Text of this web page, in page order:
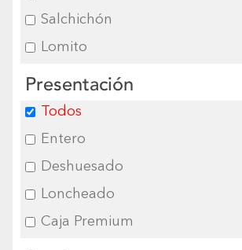
Salchichón
Lomito
Presentación
Todos
Entero
Deshuesado
Loncheado
Caja Premium